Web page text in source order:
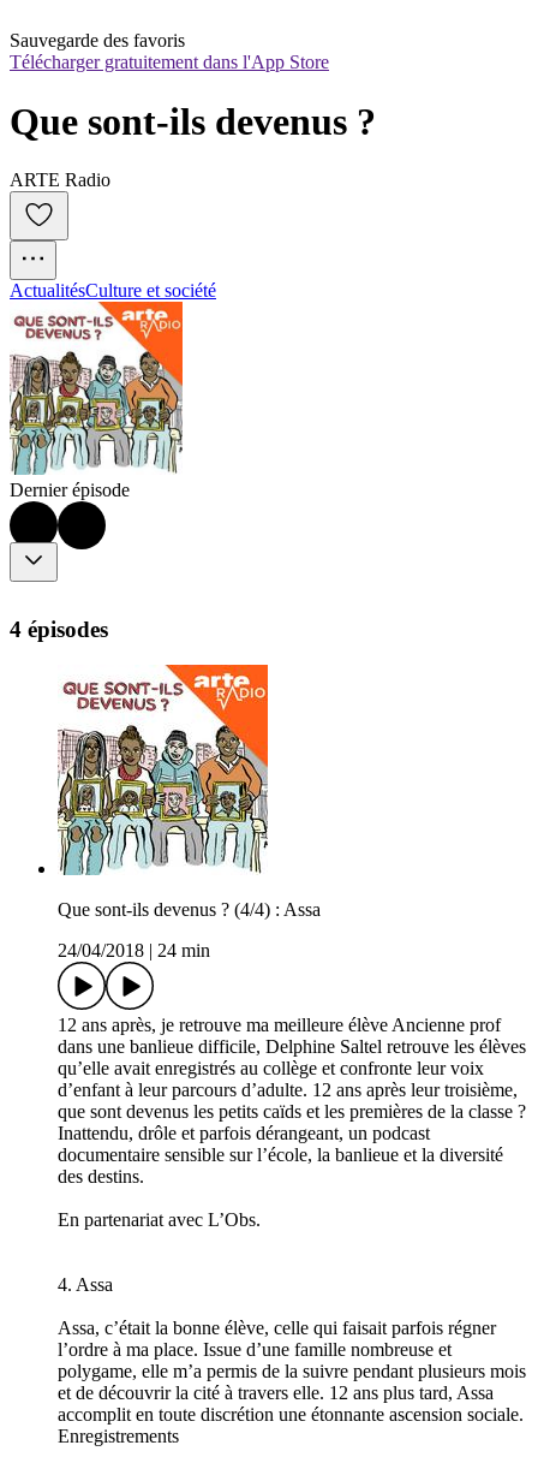
Sauvegarde des favoris
Télécharger gratuitement dans l'App Store
Que sont-ils devenus ?
ARTE Radio
ActualitésCulture et société
Dernier épisode
4 épisodes
Que sont-ils devenus ? (4/4) : Assa
24/04/2018
24 min
12 ans après, je retrouve ma meilleure élève Ancienne prof
dans une banlieue difficile, Delphine Saltel retrouve les élèves
qu’elle avait enregistrés au collège et confronte leur voix
d’enfant à leur parcours d’adulte. 12 ans après leur troisième,
que sont devenus les petits caïds et les premières de la classe ?
Inattendu, drôle et parfois dérangeant, un podcast
documentaire sensible sur l’école, la banlieue et la diversité
des destins.
En partenariat avec L’Obs.
4. Assa
Assa, c’était la bonne élève, celle qui faisait parfois régner
l’ordre à ma place. Issue d’une famille nombreuse et
polygame, elle m’a permis de la suivre pendant plusieurs mois
et de découvrir la cité à travers elle. 12 ans plus tard, Assa
accomplit en toute discrétion une étonnante ascension sociale.
Enregistrements